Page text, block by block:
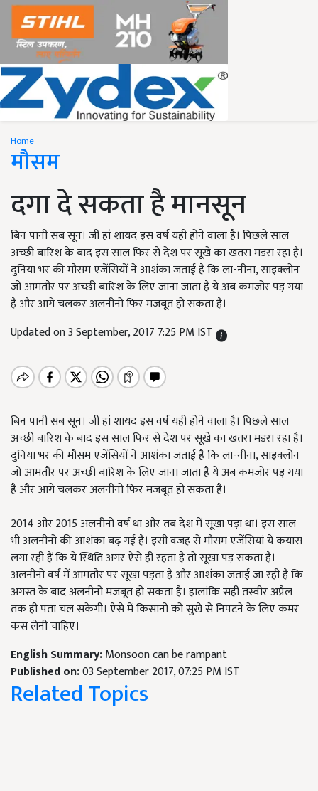
Home
मौसम
दगा दे सकता है मानसून
बिन पानी सब सून। जी हां शायद इस वर्ष यही होने वाला है। पिछले साल
अच्छी बारिश के बाद इस साल फिर से देश पर सूखे का खतरा मडरा रहा है।
दुनिया भर की मौसम एजेंसियों ने आशंका जताई है कि ला-नीना, साइक्लोन
जो आमतौर पर अच्छी बारिश के लिए जाना जाता है ये अब कमजोर पड़ गया
है और आगे चलकर अलनीनो फिर मजबूत हो सकता है।
Updated on 3 September, 2017 7:25 PM IST
बिन पानी सब सून। जी हां शायद इस वर्ष यही होने वाला है। पिछले साल
अच्छी बारिश के बाद इस साल फिर से देश पर सूखे का खतरा मडरा रहा है।
दुनिया भर की मौसम एजेंसियों ने आशंका जताई है कि ला-नीना, साइक्लोन
जो आमतौर पर अच्छी बारिश के लिए जाना जाता है ये अब कमजोर पड़ गया
है और आगे चलकर अलनीनो फिर मजबूत हो सकता है।
2014 और 2015 अलनीनो वर्ष था और तब देश में सूखा पड़ा था। इस साल
भी अलनीनो की आशंका बढ़ गई है। इसी वजह से मौसम एजेंसियां ये कयास
लगा रही हैं कि ये स्थिति अगर ऐसे ही रहता है तो सूखा पड़ सकता है।
अलनीनो वर्ष में आमतौर पर सूखा पड़ता है और आशंका जताई जा रही है कि
अगस्त के बाद अलनीनो मजबूत हो सकता है। हालांकि सही तस्वीर अप्रैल
तक ही पता चल सकेगी। ऐसे में किसानों को सुखे से निपटने के लिए कमर
कस लेनी चाहिए।
English Summary:Monsoon can be rampant
Published on:03 September 2017, 07:25 PM IST
Related Topics